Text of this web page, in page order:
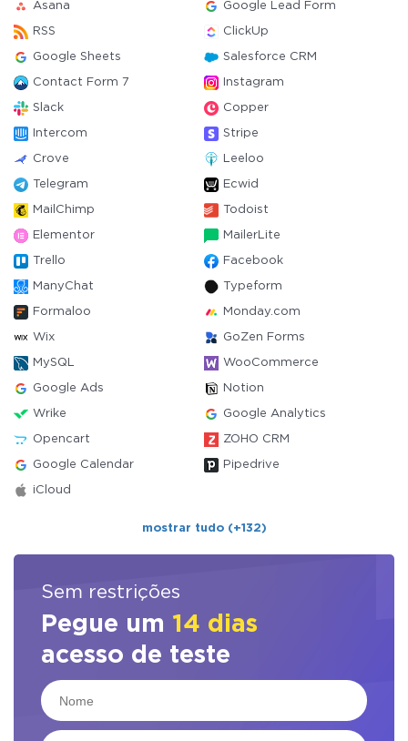
Asana Google Lead Form
RSS ClickUp
Google Sheets Salesforce CRM
Contact Form 7 Instagram
Slack Copper
Intercom Stripe
Crove Leeloo
Telegram Ecwid
MailChimp Todoist
Elementor MailerLite
Trello Facebook
ManyChat Typeform
Formaloo Monday.com
Wix GoZen Forms
MySQL WooCommerce
Google Ads Notion
Wrike Google Analytics
Opencart ZOHO CRM
Google Calendar Pipedrive
iCloud
mostrar tudo (+132)
Sem restrições
Pegue um 14 dias
acesso de teste